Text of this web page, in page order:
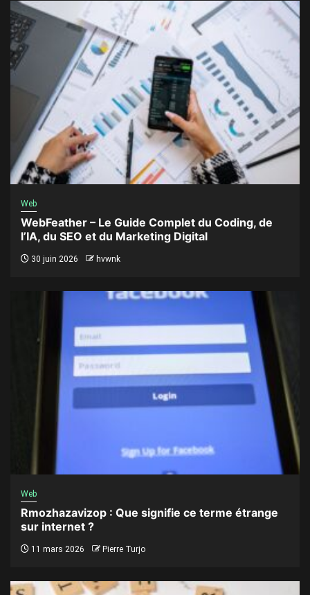
Web
WebFeather – Le Guide Complet du Coding, de
l’IA, du SEO et du Marketing Digital
30 juin 2026 hvwnk
Web
Rmozhazavizop : Que signifie ce terme étrange
sur internet ?
11 mars 2026 Pierre Turjo